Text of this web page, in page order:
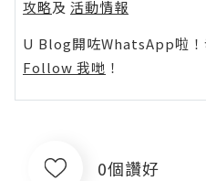
攻略及 活動情報
U Blog開咗WhatsApp啦！
Follow 我哋 ！
0個讚好